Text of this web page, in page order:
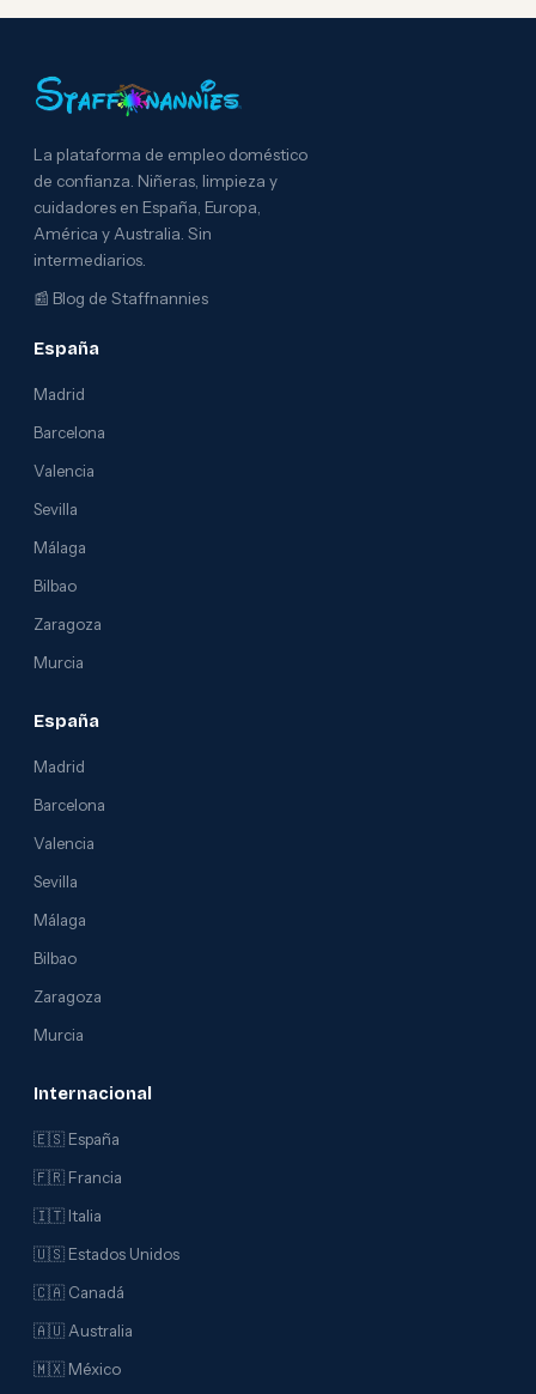
La plataforma de empleo doméstico
de confianza. Niñeras, limpieza y
cuidadores en España, Europa,
América y Australia. Sin
intermediarios.
📰 Blog de Staffnannies
España
Madrid
Barcelona
Valencia
Sevilla
Málaga
Bilbao
Zaragoza
Murcia
España
Madrid
Barcelona
Valencia
Sevilla
Málaga
Bilbao
Zaragoza
Murcia
Internacional
🇪🇸 España
🇫🇷 Francia
🇮🇹 Italia
🇺🇸 Estados Unidos
🇨🇦 Canadá
🇦🇺 Australia
🇲🇽 México